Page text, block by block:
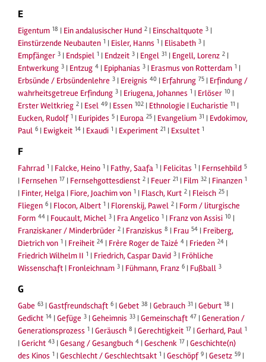
E
Eigentum 18 | Ein andalusischer Hund 2 | Einschaltquote 3 |
Einstürzende Neubauten 1 | Eisler, Hanns 1 | Elisabeth 3 |
Empfänger 3 | Endspiel 1 | Endzeit 3 | Engel 31 | Engell, Lorenz 2 |
Entwerkung 3 | Entzug 4 | Epiphanias 3 | Erasmus von Rotterdam 1 |
Erbsünde / Erbsündenlehre 3 | Ereignis 40 | Erfahrung 75 | Erfindung /
wahrheitsgetreue Erfindung 3 | Eriugena, Johannes 1 | Erlöser 10 |
Erster Weltkrieg 2 | Esel 49 | Essen 102 | Ethnologie | Eucharistie 11 |
Eucken, Rudolf 1 | Euripides 5 | Europa 25 | Evangelium 31 | Evdokimov,
Paul 6 | Ewigkeit 14 | Exaudi 1 | Experiment 21 | Exsultet 1
F
Fahrrad 1 | Falcke, Heino 1 | Fathy, Saafa 1 | Felicitas 1 | Fernsehbild 5
| Fernsehen 17 | Fernsehgottesdienst 2 | Feuer 21 | Film 32 | Finanzen 1
| Finter, Helga | Fiore, Joachim von 1 | Flasch, Kurt 2 | Fleisch 25 |
Fliegen 6 | Flocon, Albert 1 | Florenskij, Pawel 2 | Form / liturgische
Form 44 | Foucault, Michel 3 | Fra Angelico 1 | Franz von Assisi 10 |
Franziskaner / Minderbrüder 2 | Franziskus 8 | Frau 54 | Freiberg,
Dietrich von 1 | Freiheit 24 | Frère Roger de Taizé 4 | Frieden 24 |
Friedrich Wilhelm II 1 | Friedrich, Caspar David 3 | Fröhliche
Wissenschaft | Fronleichnam 3 | Fühmann, Franz 6 | Fußball 3
G
Gabe 63 |Gastfreundschaft 6 |Gebet 38 |Gebrauch 31 |Geburt 18 |
Gedicht 14 |Gefüge 3 |Geheimnis 33 |Gemeinschaft 47 |Generation /
Generationsprozess 1 |Geräusch 8 |Gerechtigkeit 17 |Gerhard, Paul 1
|Gericht 43 |Gesang / Gesangbuch 4 |Geschenk 17 |Geschichte(n)
des Kinos 1 |Geschlecht / Geschlechtsakt 1 |Geschöpf 9 |Gesetz 59 |